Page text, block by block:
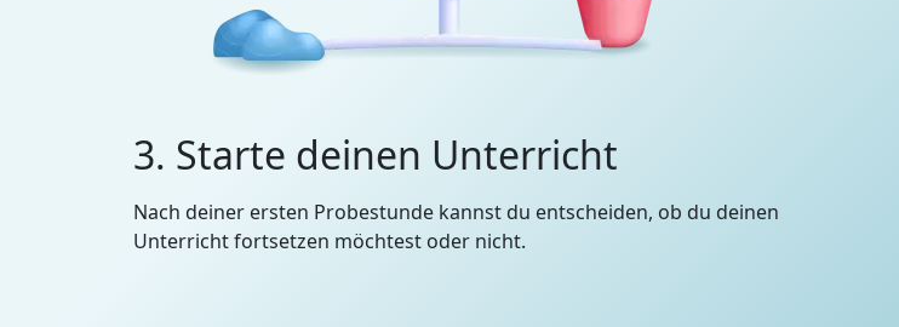
3. Starte deinen Unterricht
Nach deiner ersten Probestunde kannst du entscheiden, ob du deinen
Unterricht fortsetzen möchtest oder nicht.